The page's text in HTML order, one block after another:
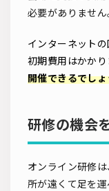
必要がありません
インターネット
初期費用はかかり
開催できるでしょ
研修の機会
オンライン研修
所が遠くて足を